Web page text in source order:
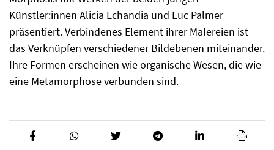
Künstler:innen Alicia Echandia und Luc Palmer
präsentiert. Verbindenes Element ihrer Malereien ist
das Verknüpfen verschiedener Bildebenen miteinander.
Ihre Formen erscheinen wie organische Wesen, die wie
eine Metamorphose verbunden sind.